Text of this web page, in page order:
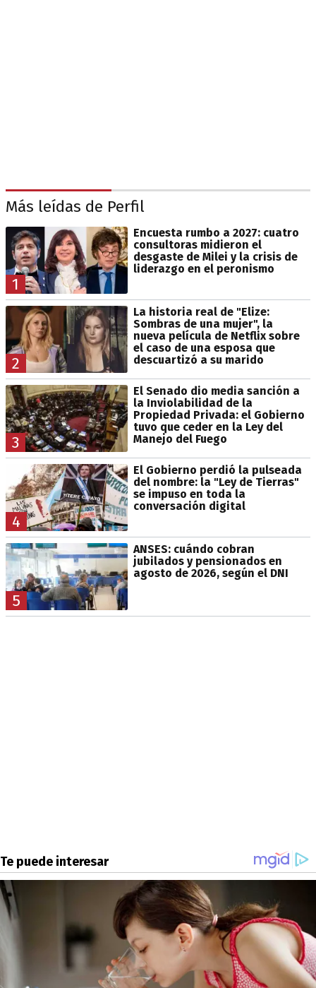
Más leídas de Perfil
1
Encuesta rumbo a 2027: cuatro
consultoras midieron el
desgaste de Milei y la crisis de
liderazgo en el peronismo
2
La historia real de "Elize:
Sombras de una mujer", la
nueva película de Netflix sobre
el caso de una esposa que
descuartizó a su marido
3
El Senado dio media sanción a
la Inviolabilidad de la
Propiedad Privada: el Gobierno
tuvo que ceder en la Ley del
Manejo del Fuego
4
El Gobierno perdió la pulseada
del nombre: la "Ley de Tierras"
se impuso en toda la
conversación digital
5
ANSES: cuándo cobran
jubilados y pensionados en
agosto de 2026, según el DNI